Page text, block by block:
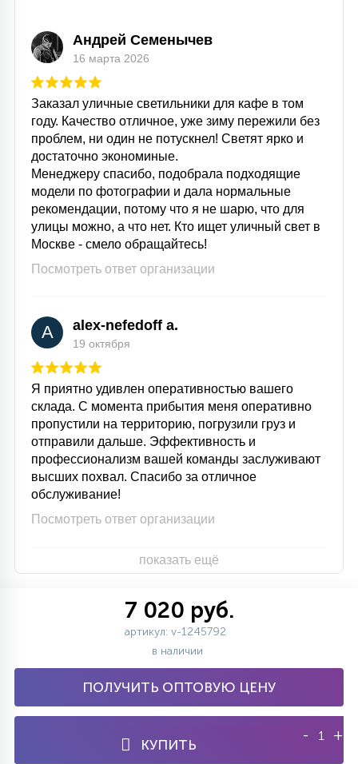
КОМПЛЕКТУЮЩИЕ
СТЕКЛЯННЫЕ
ПОДВЕСНЫЕ
НАПОЛЬНЫЕ
НАСТЕННЫЕ
С УПРАВЛЕНИЕМ
АКСЕССУАРЫ
Андрей Семенычев
16 марта 2026
Заказал уличные светильники для кафе в том
году. Качество отличное, уже зиму пережили без
проблем, ни один не потускнел! Светят ярко и
достаточно экономиные.
Менеджеру спасибо, подобрала подходящие
модели по фотографии и дала нормальные
рекомендации, потому что я не шарю, что для
улицы можно, а что нет. Кто ищет уличный свет в
Москве - смело обращайтесь!
Посмотреть ответ организации
A alex-nefedoff a.
19 октября
Я приятно удивлен оперативностью вашего
склада. С момента прибытия меня оперативно
пропустили на территорию, погрузили груз и
отправили дальше. Эффективность и
профессионализм вашей команды заслуживают
высших похвал. Спасибо за отличное
обслуживание!
Посмотреть ответ организации
показать ещё
7 020 руб.
артикул: v-1245792
в наличии
ПОЛУЧИТЬ ОПТОВУЮ ЦЕНУ
КУПИТЬ
- +